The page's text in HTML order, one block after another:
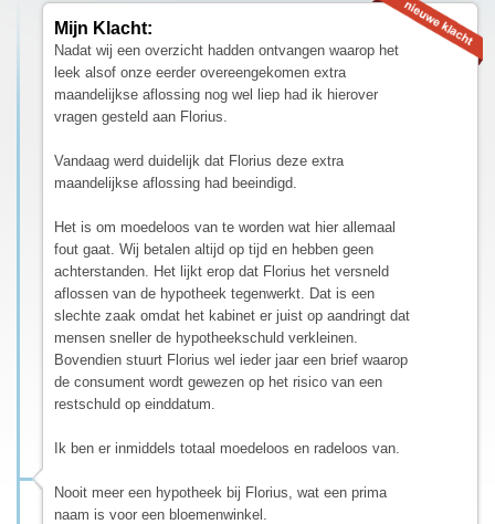
Mijn Klacht:
Nadat wij een overzicht hadden ontvangen waarop het
leek alsof onze eerder overeengekomen extra
maandelijkse aflossing nog wel liep had ik hierover
vragen gesteld aan Florius.
Vandaag werd duidelijk dat Florius deze extra
maandelijkse aflossing had beeindigd.
Het is om moedeloos van te worden wat hier allemaal
fout gaat. Wij betalen altijd op tijd en hebben geen
achterstanden. Het lijkt erop dat Florius het versneld
aflossen van de hypotheek tegenwerkt. Dat is een
slechte zaak omdat het kabinet er juist op aandringt dat
mensen sneller de hypotheekschuld verkleinen.
Bovendien stuurt Florius wel ieder jaar een brief waarop
de consument wordt gewezen op het risico van een
restschuld op einddatum.
Ik ben er inmiddels totaal moedeloos en radeloos van.
Nooit meer een hypotheek bij Florius, wat een prima
naam is voor een bloemenwinkel.